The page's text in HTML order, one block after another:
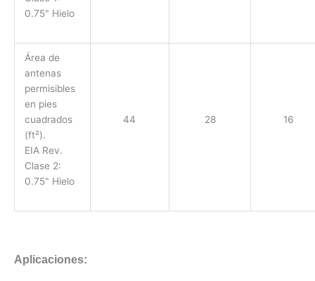
0.75" Hielo
Área de
antenas
permisibles
en pies
cuadrados
(ft²).
EIA Rev.
Clase 2:
0.75" Hielo
44 28 16
Aplicaciones: